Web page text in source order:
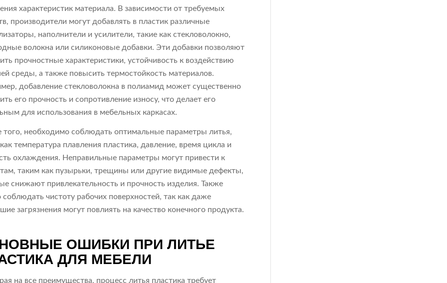
характеристик материала. В зависимости от требуемых
производители могут добавлять в пластик различные
наполнители и усилители, такие как стекловолокно,
волокна или силиконовые добавки. Эти добавки позволяют
прочностные характеристики, устойчивость к воздействию
среды, а также повысить термостойкость материалов.
добавление стекловолокна в полиамид может существенно
его прочность и сопротивление износу, что делает его
для использования в мебельных каркасах.
того, необходимо соблюдать оптимальные параметры литья,
температура плавления пластика, давление, время цикла и
охлаждения. Неправильные параметры могут привести к
таким как пузырьки, трещины или другие видимые дефекты,
снижают привлекательность и прочность изделия. Также
чистоту рабочих поверхностей, так как даже
загрязнения могут повлиять на качество конечного продукта.
ОШИБКИ ПРИ ЛИТЬЕ
ДЛЯ МЕБЕЛИ
на все преимущества, процесс литья пластика требует